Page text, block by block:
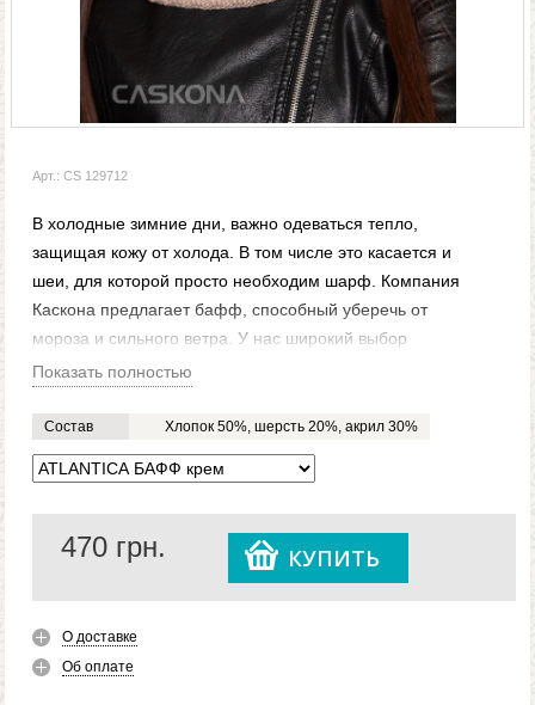
Арт.: CS 129712
В холодные зимние дни, важно одеваться тепло,
защищая кожу от холода. В том числе это касается и
шеи, для которой просто необходим шарф. Компания
Каскона предлагает бафф, способный уберечь от
мороза и сильного ветра. У нас широкий выбор
вязаных баффов. Так, что можно подобрать
будет приятна любой девушке и парню, которые
наденут этот аксессуар.
Купить понравившийся вязаный бафф, можно легко
на нашем официальном сайте Caskona.com. Мы
предлагаем доставку в любой город Украины и
ближнее зарубежье.
Показать полностью
Состав Хлопок 50%, шерсть 20%, акрил 30%
470 грн. КУПИТЬ
О доставке
Об оплате